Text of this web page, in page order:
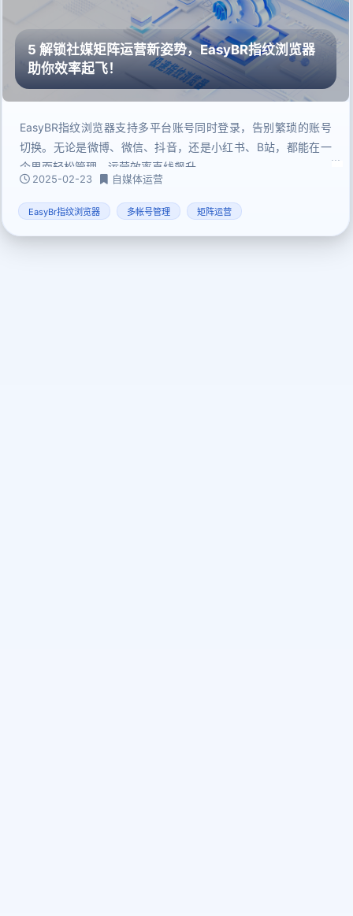
5 解锁社媒矩阵运营新姿势，EasyBR指纹浏览器
助你效率起飞！
EasyBR指纹浏览器支持多平台账号同时登录，告别繁琐的账号
切换。无论是微博、微信、抖音，还是小红书、B站，都能在一
个界面轻松管理，运营效率直线飙升。
2025-02-23 自媒体运营
EasyBr指纹浏览器 多帐号管理 矩阵运营